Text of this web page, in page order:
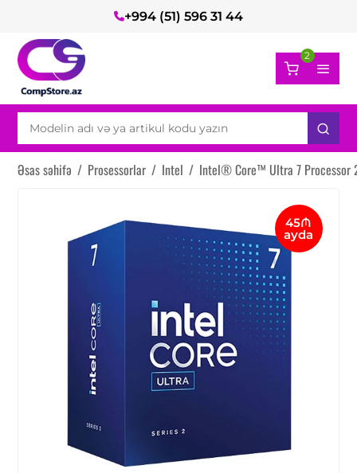
+994 (51) 596 31 44
2
Əsas səhifə / Prosessorlar / Intel / Intel® Core™ Ultra 7 Processor
45₼
ayda